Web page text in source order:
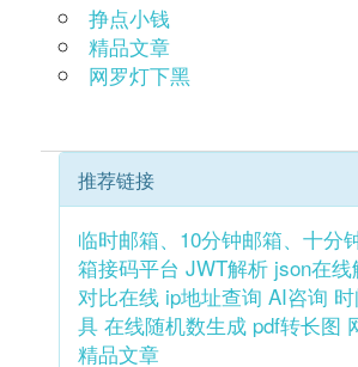
挣点小钱
精品文章
网罗灯下黑
推荐链接
临时邮箱、10分钟邮箱、十分
箱接码平台 JWT解析 json在
对比在线 ip地址查询 AI咨询
具 在线随机数生成 pdf转长图
精品文章